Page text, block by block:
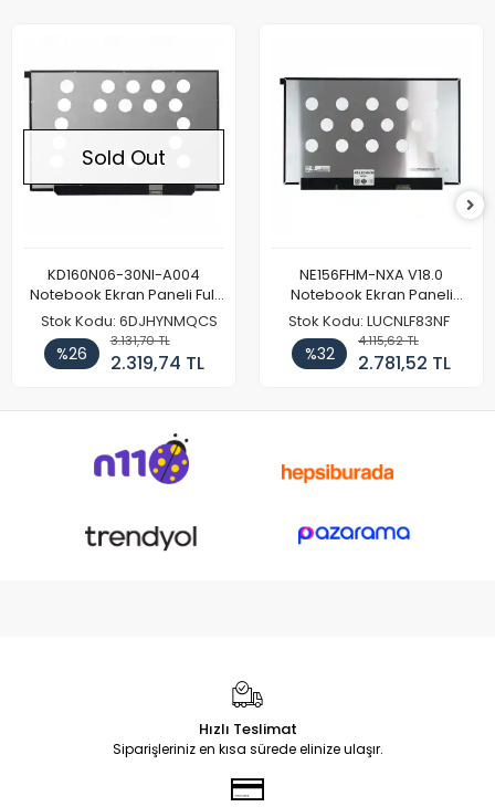
Sold Out
KD160N06-30NI-A004
Notebook Ekran Paneli Full
HD
Stok Kodu: 6DJHYNMQCS
%26
3.131,70 TL
2.319,74 TL
NE156FHM-NXA V18.0
Notebook Ekran Paneli
144Hz
Stok Kodu: LUCNLF83NF
%32
4.115,62 TL
2.781,52 TL
Hızlı Teslimat
Siparişleriniz en kısa sürede elinize ulaşır.